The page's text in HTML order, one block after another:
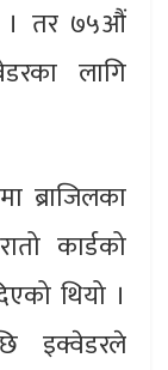
। तर ७५औं
लागि
ब्राजिलका
कार्डको
थियो ।
इक्वेडरले